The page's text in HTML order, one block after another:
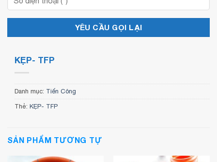
KẸP- TFP
Danh mục: Tiến Công
Thẻ: KẸP- TFP
SẢN PHẨM TƯƠNG TỰ